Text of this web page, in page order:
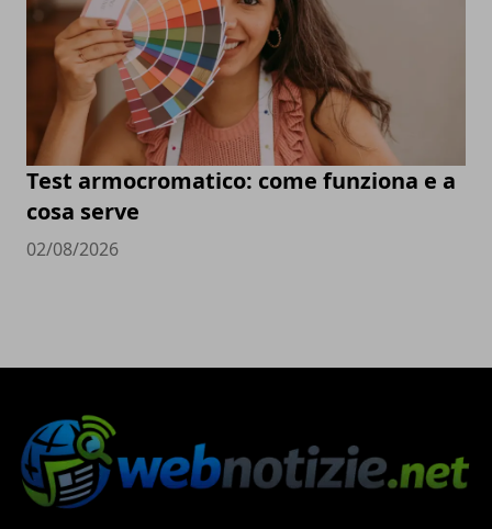
Test armocromatico: come funziona e a
cosa serve
02/08/2026